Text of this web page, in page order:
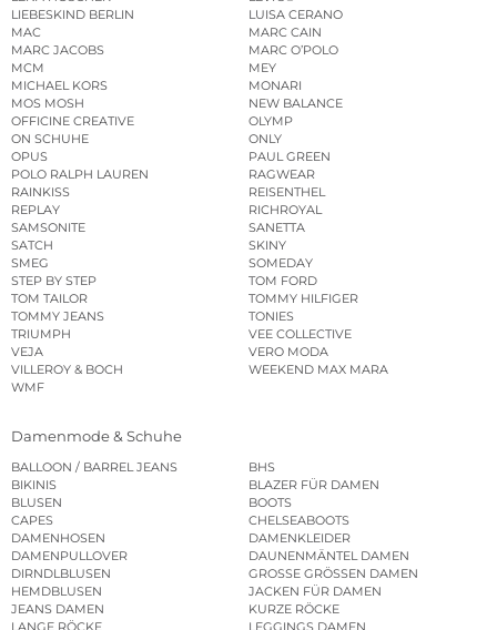
LIEBESKIND BERLIN
LUISA CERANO
MAC
MARC CAIN
MARC JACOBS
MARC O’POLO
MCM
MEY
MICHAEL KORS
MONARI
MOS MOSH
NEW BALANCE
OFFICINE CREATIVE
OLYMP
ON SCHUHE
ONLY
OPUS
PAUL GREEN
POLO RALPH LAUREN
RAGWEAR
RAINKISS
REISENTHEL
REPLAY
RICHROYAL
SAMSONITE
SANETTA
SATCH
SKINY
SMEG
SOMEDAY
STEP BY STEP
TOM FORD
TOM TAILOR
TOMMY HILFIGER
TOMMY JEANS
TONIES
TRIUMPH
VEE COLLECTIVE
VEJA
VERO MODA
VILLEROY & BOCH
WEEKEND MAX MARA
WMF
Damenmode & Schuhe
BALLOON / BARREL JEANS
BHS
BIKINIS
BLAZER FÜR DAMEN
BLUSEN
BOOTS
CAPES
CHELSEABOOTS
DAMENHOSEN
DAMENKLEIDER
DAMENPULLOVER
DAUNENMÄNTEL DAMEN
DIRNDLBLUSEN
GROSSE GRÖSSEN DAMEN
HEMDBLUSEN
JACKEN FÜR DAMEN
JEANS DAMEN
KURZE RÖCKE